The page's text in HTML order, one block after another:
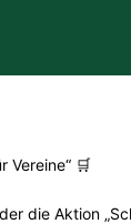
Vereine“ 🛒
die Aktion